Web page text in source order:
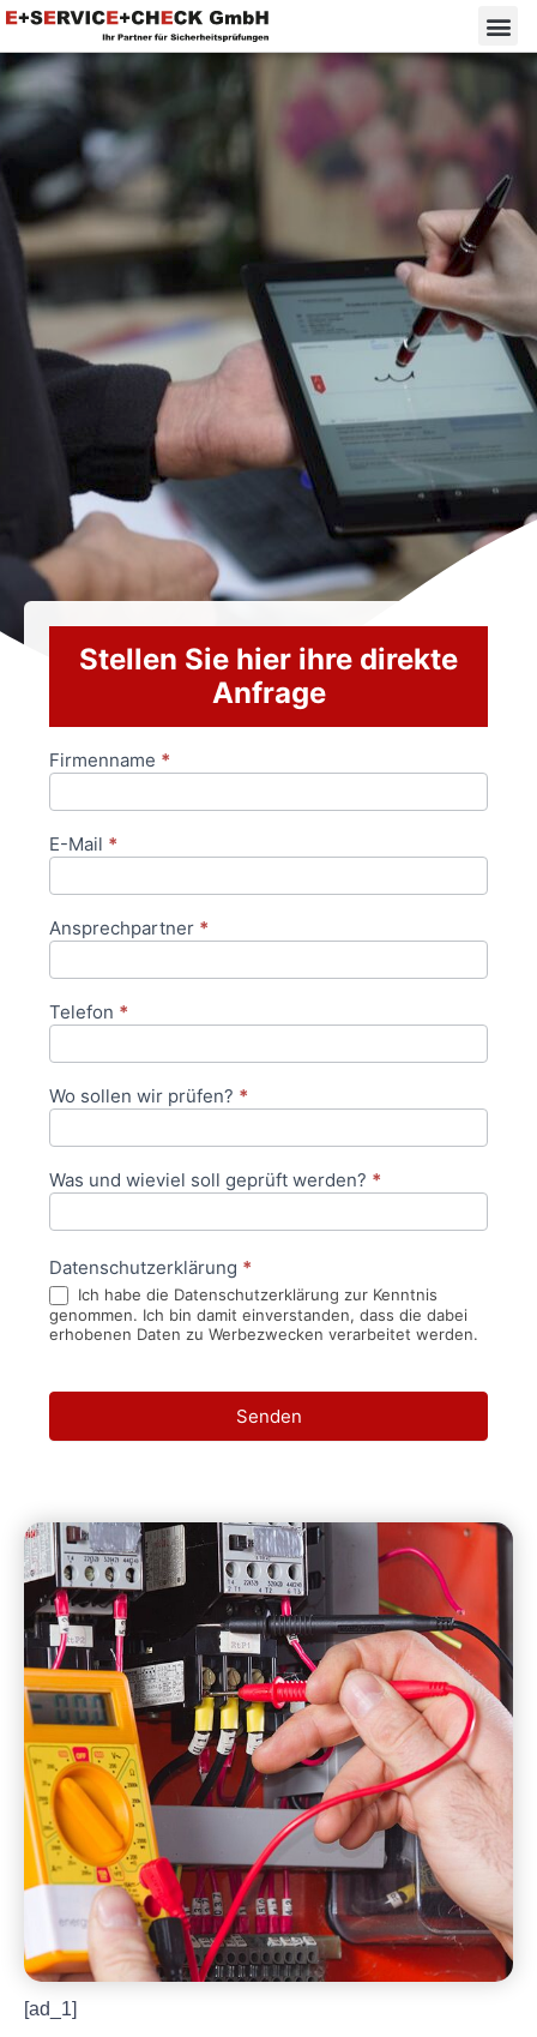
Stellen Sie hier ihre direkte
Anfrage
Anfrageformular
Firmenname *
E-Mail *
Ansprechpartner *
Telefon *
Wo sollen wir prüfen? *
Was und wieviel soll geprüft werden? *
Datenschutzerklärung *
Ich habe die Datenschutzerklärung zur Kenntnis
genommen. Ich bin damit einverstanden, dass die dabei
erhobenen Daten zu Werbezwecken verarbeitet werden.
Senden
[ad_1]